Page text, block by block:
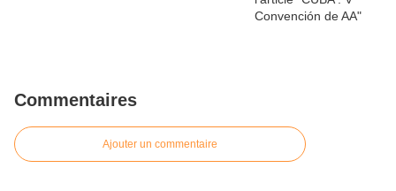
Commentaires
Ajouter un commentaire